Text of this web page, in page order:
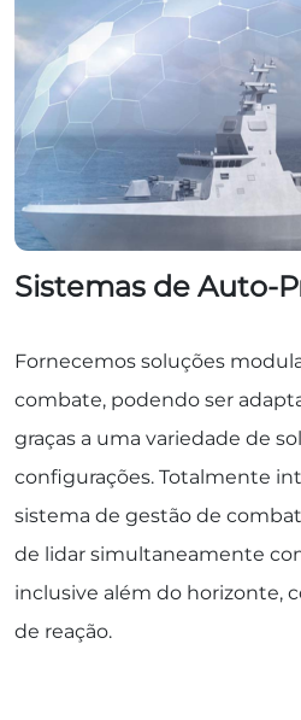
Sistemas de Auto-
Fornecemos soluções
combate, podendo ser
graças a uma variedade de
configurações. Totalmente
sistema de gestão de
de lidar simultaneamente
inclusive além do horizonte,
de reação.